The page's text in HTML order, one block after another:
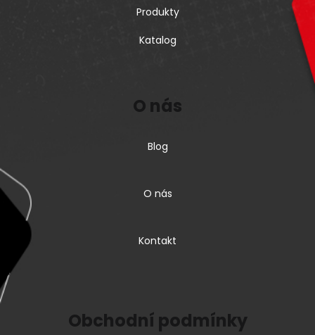
Produkty
Katalog
O nás
Blog
O nás
Kontakt
Obchodní podmínky